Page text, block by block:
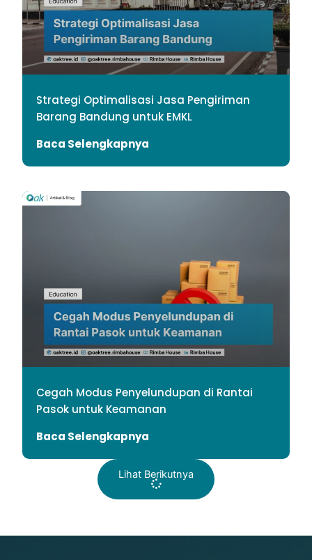
Strategi Optimalisasi Jasa Pengiriman
Barang Bandung untuk EMKL
Baca Selengkapnya
Cegah Modus Penyelundupan di Rantai
Pasok untuk Keamanan
Baca Selengkapnya
Lihat Berikutnya